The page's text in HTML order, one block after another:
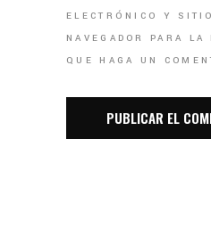
ELECTRÓNICO Y
NAVEGADOR PARA
QUE HAGA UN